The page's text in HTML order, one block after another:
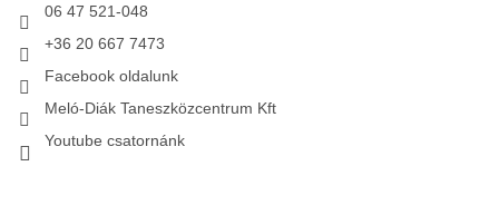
06 47 521-048
+36 20 667 7473
Facebook oldalunk
Meló-Diák Taneszközcentrum Kft
Youtube csatornánk